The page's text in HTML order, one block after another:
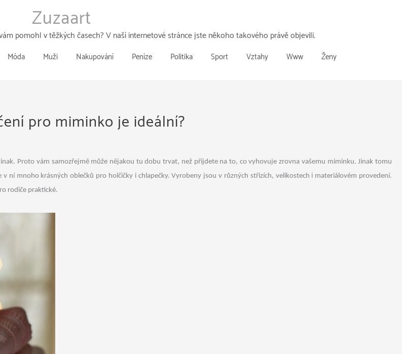
Zuzaart
pomohl v těžkých časech? V naší internetové stránce jste někoho takového právě objevili.
Móda Muži Nakupování Peníze Politika Sport Vztahy Www Ženy
pro miminko je ideální?
Proto vám samozřejmě může nějakou tu dobu trvat, než přijdete na to, co vyhovuje zrovna vašemu miminku. Jinak tomu
ní mnoho krásných oblečků pro holčičky i chlapečky. Vyrobeny jsou v různých střizích, velikostech i materiálovém provedení.
rodiče praktické.